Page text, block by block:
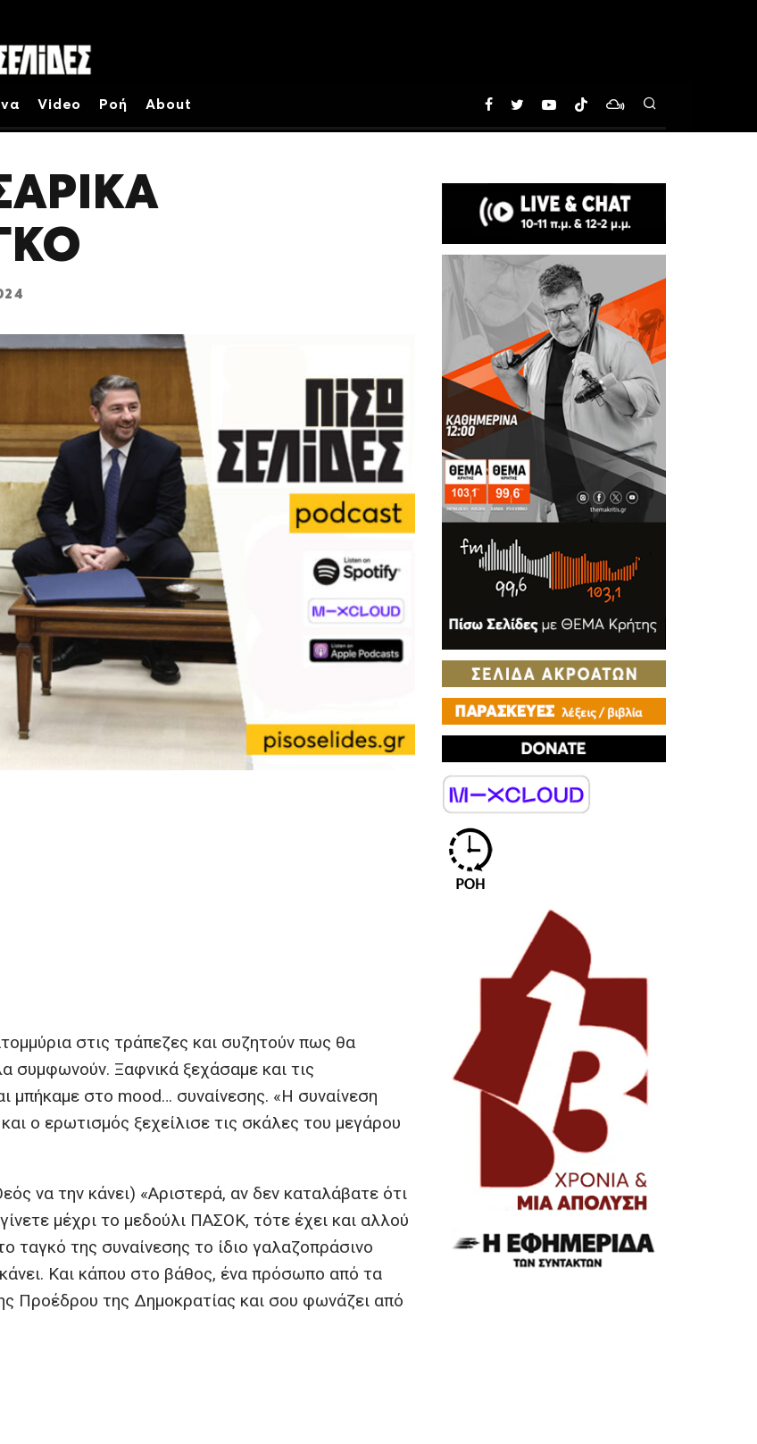
Video Ροή About
στις τράπεζες και συζητούν πως θα
συμφωνούν. Ξαφνικά ξεχάσαμε και τις
μπήκαμε στο mood… συναίνεσης. «Η συναίνεση
ο ερωτισμός ξεχείλισε τις σκάλες του μεγάρου
να την κάνει) «Αριστερά, αν δεν καταλάβατε ότι
μέχρι το μεδούλι ΠΑΣΟΚ, τότε έχει και αλλού
ταγκό της συναίνεσης το ίδιο γαλαζοπράσινο
Και κάπου στο βάθος, ένα πρόσωπο από τα
Προέδρου της Δημοκρατίας και σου φωνάζει από